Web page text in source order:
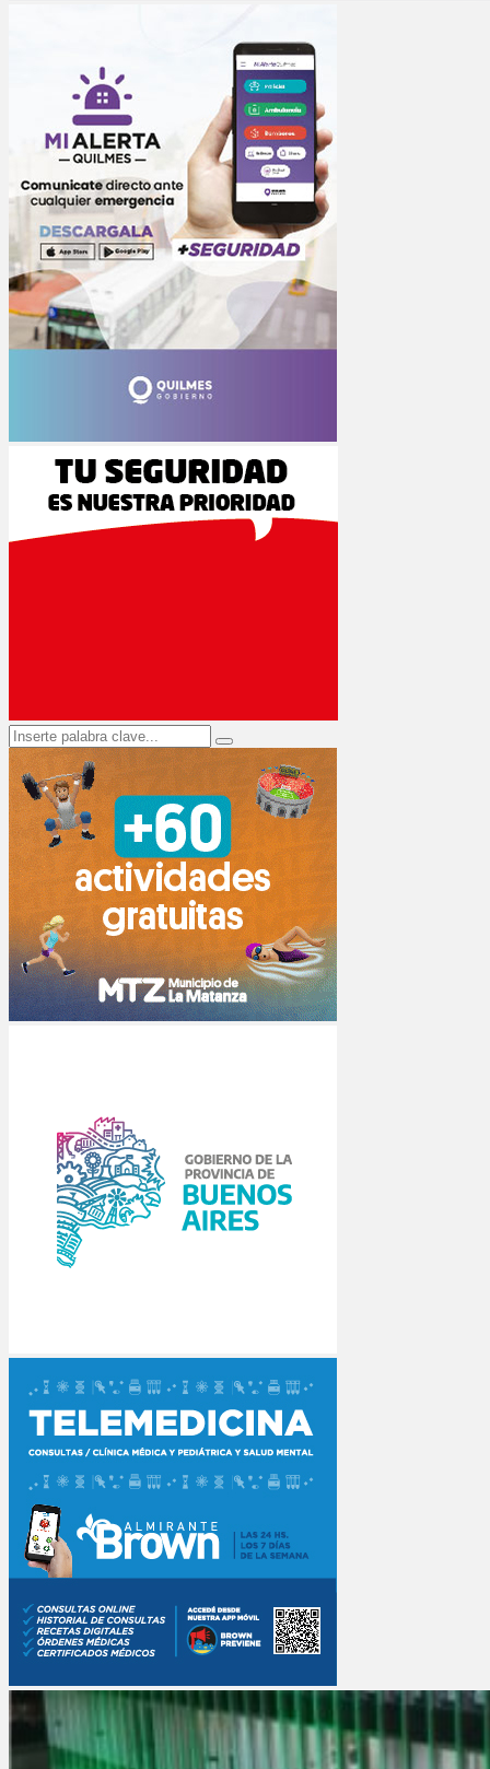
Search
for:
Search